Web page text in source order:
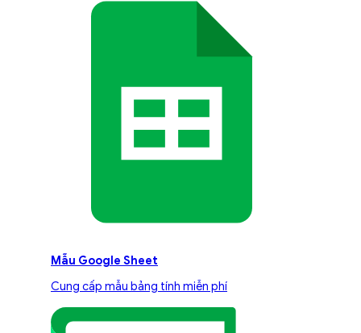
Mẫu Google Sheet
Cung cấp mẫu bảng tính miễn phí